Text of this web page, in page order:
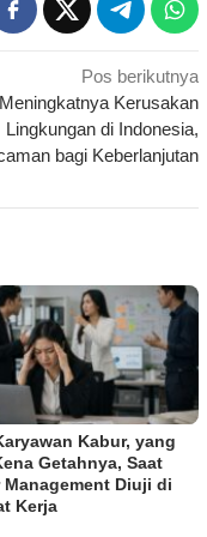
Pos berikutnya
Meningkatnya Kerusakan
Lingkungan di Indonesia,
bagi Keberlanjutan
Kabur, yang
Getahnya, Saat
Management Diuji di
Kerja